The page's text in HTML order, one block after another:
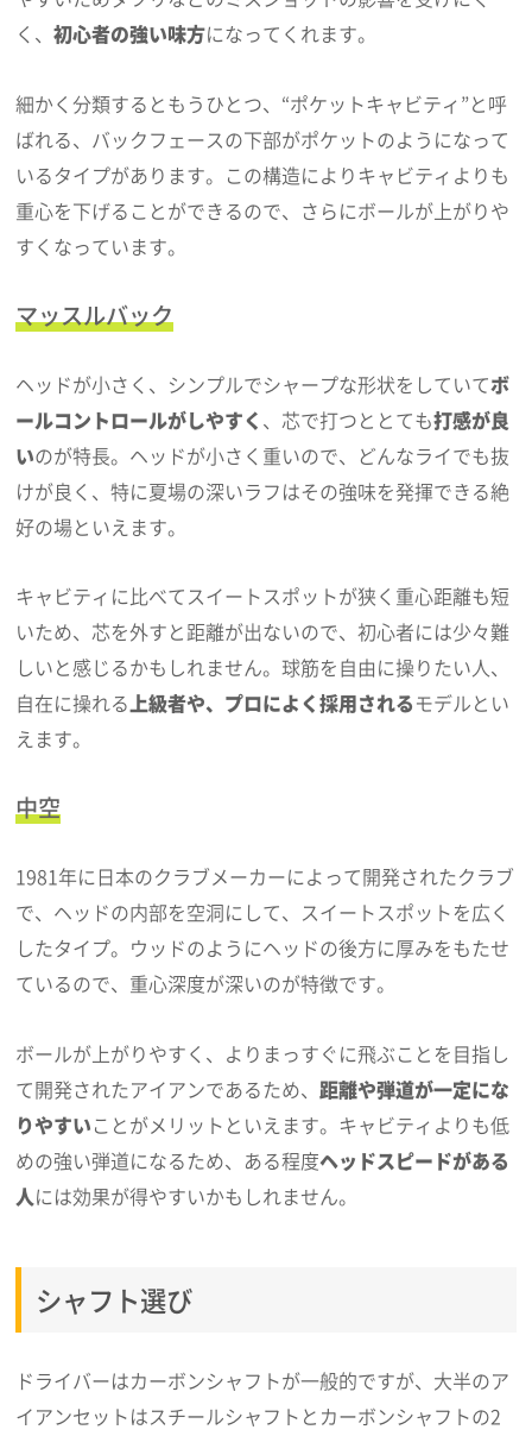
く、初心者の強い味方になってくれます。
細かく分類するともうひとつ、“ポケットキャビティ”と呼
ばれる、バックフェースの下部がポケットのようになって
いるタイプがあります。この構造によりキャビティよりも
重心を下げることができるので、さらにボールが上がりや
すくなっています。
マッスルバック
ヘッドが小さく、シンプルでシャープな形状をしていてボ
ールコントロールがしやすく 、芯で打つととても打感が良
いのが特長。ヘッドが小さく重いので、どんなライでも抜
けが良く、特に夏場の深いラフはその強味を発揮できる絶
好の場といえます。
キャビティに比べてスイートスポットが狭く重心距離も短
いため、芯を外すと距離が出ないので、初心者には少々難
しいと感じるかもしれません。球筋を自由に操りたい人、
自在に操れる上級者や、プロによく採用されるモデルとい
えます。
中空
1981年に日本のクラブメーカーによって開発されたクラブ
で、ヘッドの内部を空洞にして、スイートスポットを広く
したタイプ。ウッドのようにヘッドの後方に厚みをもたせ
ているので、重心深度が深いのが特徴です。
ボールが上がりやすく、よりまっすぐに飛ぶことを目指し
て開発されたアイアンであるため、 距離や弾道が一定にな
りやすいことがメリットといえます。キャビティよりも低
めの強い弾道になるため、ある程度ヘッドスピードがある
人には効果が得やすいかもしれません。
シャフト選び
ドライバーはカーボンシャフトが一般的ですが、大半のア
イアンセットはスチールシャフトとカーボンシャフトの2